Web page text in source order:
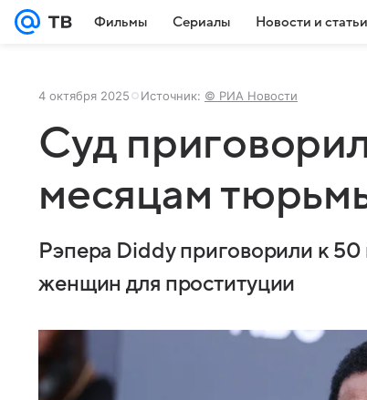
Фильмы Сериалы Новости и статьи
4 октября 2025 Источник: © РИА Новости
Суд
месяцам
Рэпера Diddy приговорили к
женщин для проституции